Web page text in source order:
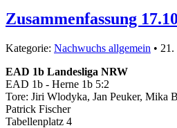
Zusammenfassung
Kategorie: Nachwuchs allgemein •
EAD 1b Landesliga NRW
EAD 1b - Herne 1b 5:2
Tore: Jiri Wlodyka, Jan Peuker, Mika
Patrick Fischer
Tabellenplatz 4